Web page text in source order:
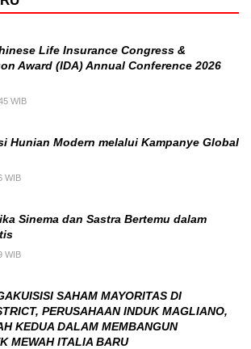
Life Insurance Congress &
Award (IDA) Annual Conference 2026
WIB
Hunian Modern melalui Kampanye Global
WIB
Sinema dan Sastra Bertemu dalam
WIB
SAHAM MAYORITAS DI
PERUSAHAAN INDUK MAGLIANO,
KEDUA DALAM MEMBANGUN
MEWAH ITALIA BARU